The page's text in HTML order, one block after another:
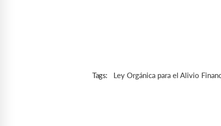
Tags: Ley Orgánica para el Alivio